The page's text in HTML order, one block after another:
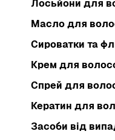
Лосьйони для
Масло для
Сироватки та
Крем для
Спрей для
Кератин для
Засоби від